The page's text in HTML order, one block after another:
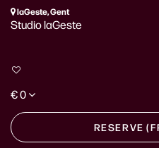
laGeste, Gent
Studio laGeste
€ 0
RESERVE